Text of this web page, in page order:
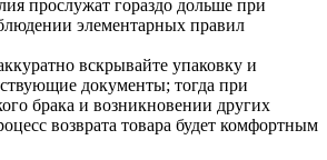
прослужат гораздо дольше при
элементарных правил
вскрывайте упаковку и
документы; тогда при
брака и возникновении других
возврата товара будет комфортным